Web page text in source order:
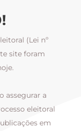
(Lei nº
site foram
assegurar a
eleitoral
em